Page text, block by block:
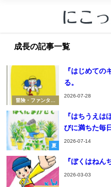
成長の記事一覧
冒険・ファンタジ
『はじめての
る。
2026-07-28
夏
『はちうえは
びに満ちた毎
2026-07-14
『ぼくはねん
2026-03-03